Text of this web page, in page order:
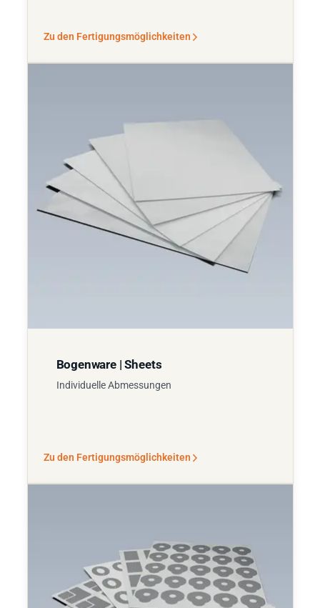
Zu den Fertigungsmöglichkeiten
Bogenware | Sheets
Individuelle Abmessungen
Zu den Fertigungsmöglichkeiten